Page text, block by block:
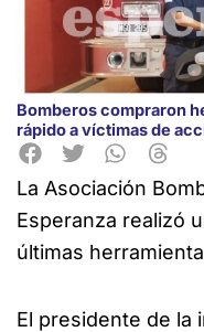
Bomberos compraron
rápido a víctimas de
La Asociación
Esperanza realizó
últimas
El presidente de la